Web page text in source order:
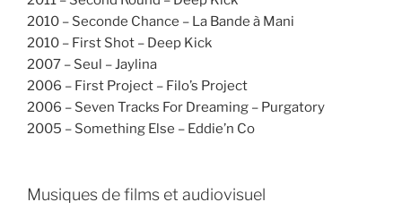
2010 – Seconde Chance – La Bande à Mani
2010 – First Shot – Deep Kick
2007 – Seul – Jaylina
2006 – First Project – Filo’s Project
2006 – Seven Tracks For Dreaming – Purgatory
2005 – Something Else – Eddie’n Co
Musiques de films et audiovisuel